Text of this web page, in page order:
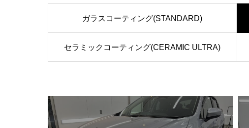
ガラスコーティング(STANDARD)
セラミックコーティング(CERAMIC ULTRA)